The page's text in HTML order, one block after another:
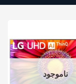
ناموجود